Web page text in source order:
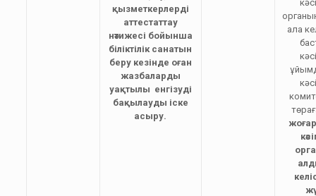
қызметкерлерді
аттестаттау
нәтижесі бойынша
біліктілік санатын
беру кезінде оған
жазбаларды
уақтылы енгізуді
бақылауды іске
асыру.
ала